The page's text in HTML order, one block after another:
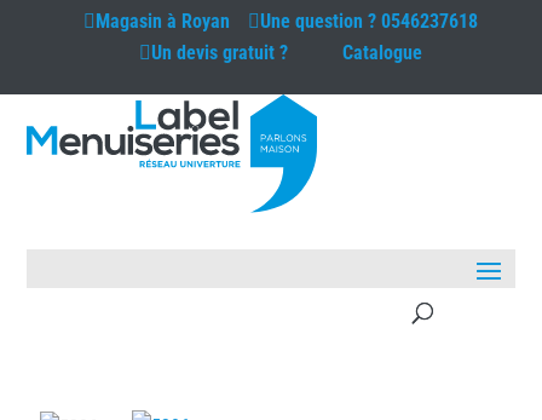
Magasin à Royan Une question ? 0546237618
Un devis gratuit ?
Catalogue